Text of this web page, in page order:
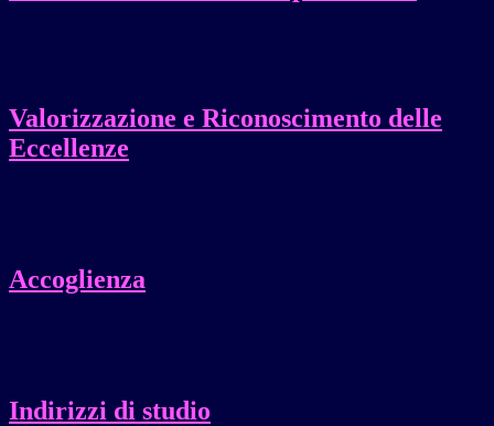
Valorizzazione e Riconoscimento delle
Eccellenze
Accoglienza
Indirizzi di studio